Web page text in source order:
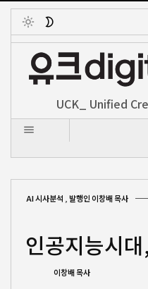
Toggle
UCK_ Unified
AI 시사분석 발행인 이창배 목사
인공지능시
이창배 목사